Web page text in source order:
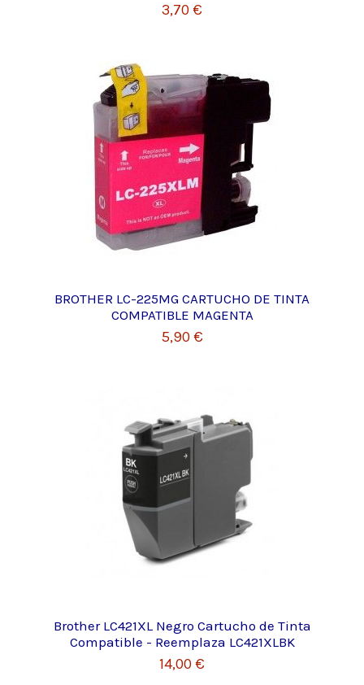
3,70 €
BROTHER LC-225MG CARTUCHO DE TINTA
COMPATIBLE MAGENTA
5,90 €
Brother LC421XL Negro Cartucho de Tinta
Compatible - Reemplaza LC421XLBK
14,00 €